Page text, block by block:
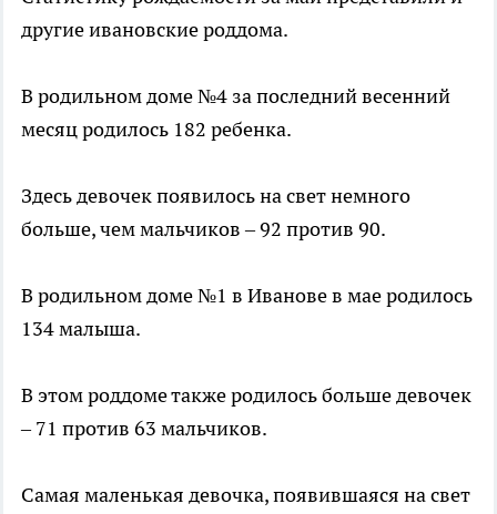
другие ивановские роддома.
В родильном доме №4 за последний весенний
месяц родилось 182 ребенка.
Здесь девочек появилось на свет немного
больше, чем мальчиков – 92 против 90.
В родильном доме №1 в Иванове в мае родилось
134 малыша.
В этом роддоме также родилось больше девочек
– 71 против 63 мальчиков.
Самая маленькая девочка, появившаяся на свет